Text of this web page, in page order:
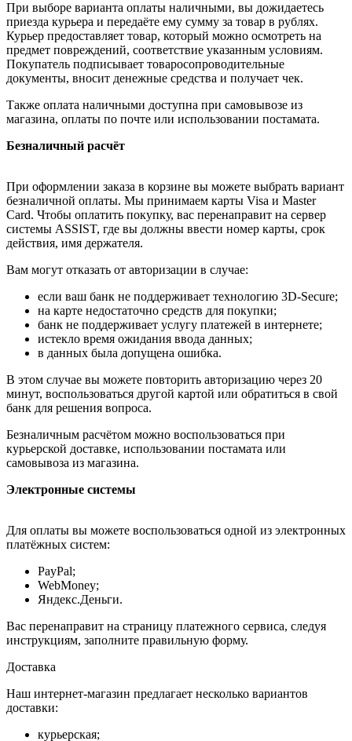
При выборе варианта оплаты наличными, вы дожидаетесь
приезда курьера и передаёте ему сумму за товар в рублях.
Курьер предоставляет товар, который можно осмотреть на
предмет повреждений, соответствие указанным условиям.
Покупатель подписывает товаросопроводительные
документы, вносит денежные средства и получает чек.
Также оплата наличными доступна при самовывозе из
магазина, оплаты по почте или использовании постамата.
Безналичный расчёт
При оформлении заказа в корзине вы можете выбрать вариант
безналичной оплаты. Мы принимаем карты Visa и Master
Card. Чтобы оплатить покупку, вас перенаправит на сервер
системы ASSIST, где вы должны ввести номер карты, срок
действия, имя держателя.
Вам могут отказать от авторизации в случае:
если ваш банк не поддерживает технологию 3D-Secure;
на карте недостаточно средств для покупки;
банк не поддерживает услугу платежей в интернете;
истекло время ожидания ввода данных;
в данных была допущена ошибка.
В этом случае вы можете повторить авторизацию через 20
минут, воспользоваться другой картой или обратиться в свой
банк для решения вопроса.
Безналичным расчётом можно воспользоваться при
курьерской доставке, использовании постамата или
самовывоза из магазина.
Электронные системы
Для оплаты вы можете воспользоваться одной из электронных
платёжных систем:
PayPal;
WebMoney;
Яндекс.Деньги.
Вас перенаправит на страницу платежного сервиса, следуя
инструкциям, заполните правильную форму.
Доставка
Наш интернет-магазин предлагает несколько вариантов
доставки:
курьерская;